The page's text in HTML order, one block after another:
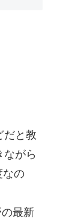
だと教
がら
なの
最新